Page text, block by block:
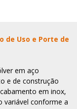
de Uso e Porte de
em aço
e de construção
em inox,
variável conforme a